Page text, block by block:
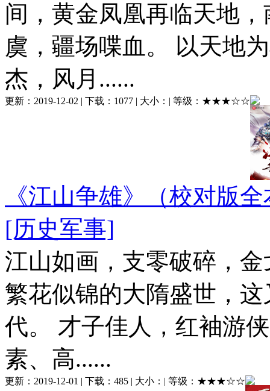
间，黄金凤凰再临天地
虞，疆场喋血。 以天地
杰，风月......
更新： 2019-12-02 | 下载： 1077 | 大小： | 等级： ★★★☆☆
《江山争雄》（校对版
[历史军事]
江山如画，支零破碎，
繁花似锦的大隋盛世，
代。 才子佳人，红袖游
素、高......
更新： 2019-12-01 | 下载： 485 | 大小： | 等级： ★★★☆☆